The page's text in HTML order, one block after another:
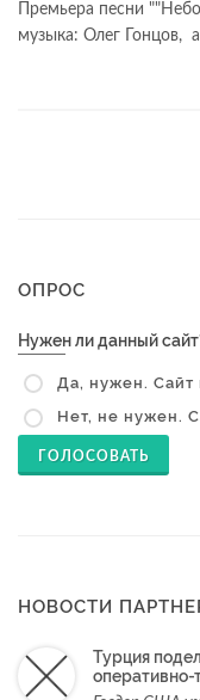
Премьера песни
музыка: Олег Гонцов,
ОПРОС
Нужен ли данный
Да, нужен. Сайт
Нет, не нужен.
ГОЛОСОВАТЬ
НОВОСТИ
Турция
оперативно-